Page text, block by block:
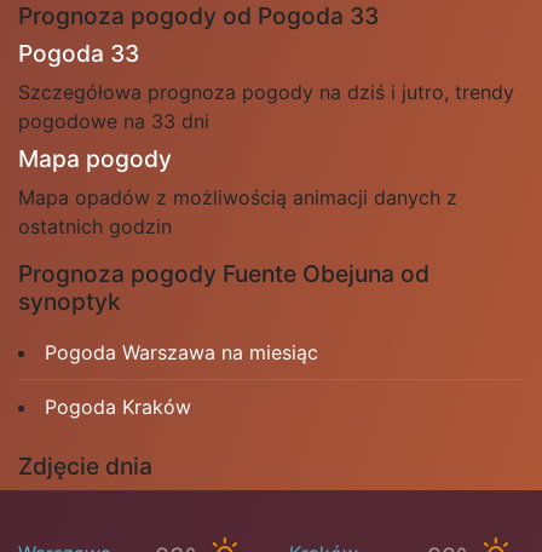
Prognoza pogody od Pogoda 33
Pogoda 33
Szczegółowa prognoza pogody na dziś i jutro, trendy
pogodowe na 33 dni
Mapa pogody
Mapa opadów z możliwością animacji danych z
ostatnich godzin
Prognoza pogody Fuente Obejuna od
synoptyk
Pogoda Warszawa na miesiąc
Pogoda Kraków
Zdjęcie dnia